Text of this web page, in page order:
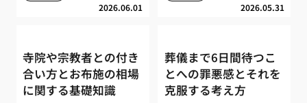
2026.06.01 2026.05.31
寺院や宗教者との付き
合い方とお布施の相場
に関する基礎知識
葬儀まで6日間待つこ
とへの罪悪感とそれを
克服する考え方